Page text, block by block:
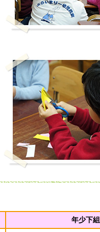
年少下組